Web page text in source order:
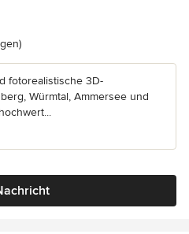
5 von 5 Sternen
fotorealistische 3D-
Würmtal, Ammersee und